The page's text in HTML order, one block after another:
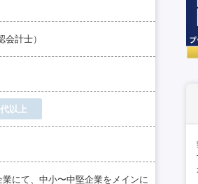
計士）
以上
にて、中小〜中堅企業をメインに